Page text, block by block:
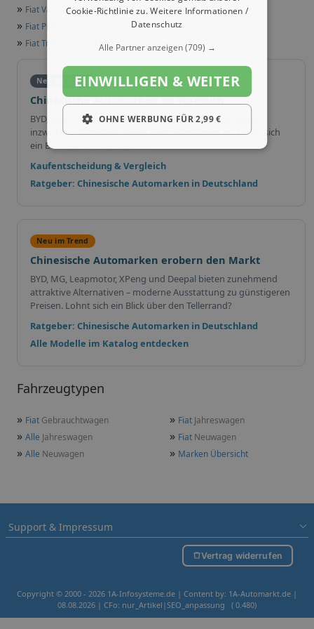
» Fiat Van Großraum
» Fiat Pickup
» Fiat Transporter - klein
Neu im Trend
Chinesische Automarken im Vergleich
BYD, MG, XPeng und weitere chinesische Marken bieten
inzwischen Modelle in vielen Fahrzeugklassen an. Lohnt sich
ein Blick auf die Alternativen?
Kaufentscheidung & Vergleich
Ratgeber: Chinesische Automarken in Deutschland
Neu im Trend
Chinesische Automarken erobern den Markt
BYD, MG, Leapmotor, XPeng und Deepal bieten zunehmend
attraktive Alternativen – moderne Ausstattung zu günstigeren
Preisen. Lohnt sich ein Blick über den Tellerrand?
Ratgeber: Chinesische Automarken in Deutschland
Alle Modelle im Katalog entdecken
Fahrzeugtypen
» Fiat Gebrauchtwagen » Fiat Jahreswagen
» Alle Jahreswagen » Fiat Neuwagen
» Alle Neuwagen » Marken Übersicht
Support & Impressum
Vertrag widerrufen
Copyright © 2000 - 2026 1A-Infosysteme.de | Content by: 1A-Automarkt.de |
08.08.2026 | CFo: nur_Artikel|SEO_anpassung ( 0.480)
Cookie-Richtlinie zu.Weitere Informationen /
Datenschutz
Alle Partner anzeigen(709) →
EINWILLIGEN & WEITER
OHNE WERBUNG FÜR 2,99 €